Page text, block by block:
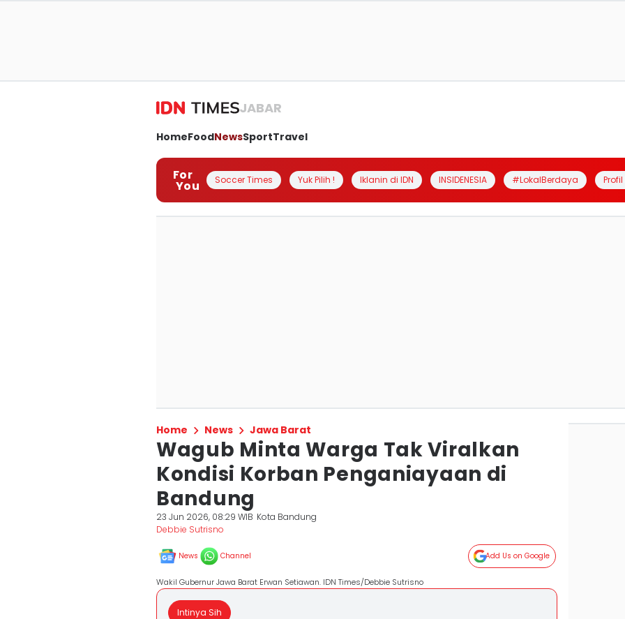
JABAR
HomeFoodNewsSportTravel
For
You Soccer Times Yuk Pilih ! Iklanin di IDN INSIDENESIA #LokalBerdaya
Home News Jawa Barat
Wagub Minta Warga Tak Viralkan
Kondisi Korban Penganiayaan di
Bandung
23 Jun 2026, 08:29 WIB Kota Bandung
Debbie Sutrisno
News Channel Add Us on Google
Wakil Gubernur Jawa Barat Erwan Setiawan. IDN Times/Debbie Sutrisno
Intinya Sih